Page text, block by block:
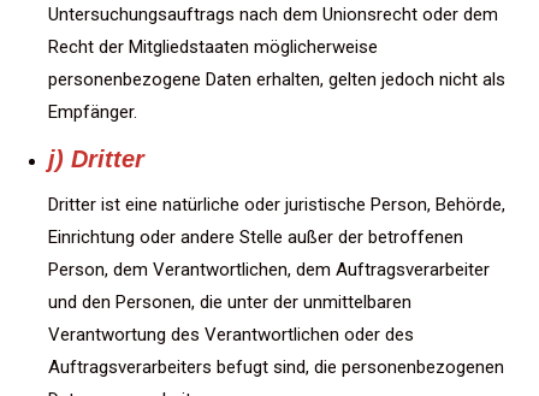
Untersuchungsauftrags nach dem Unionsrecht oder dem
Recht der Mitgliedstaaten möglicherweise
personenbezogene Daten erhalten, gelten jedoch nicht als
Empfänger.
j) Dritter
Dritter ist eine natürliche oder juristische Person, Behörde,
Einrichtung oder andere Stelle außer der betroffenen
Person, dem Verantwortlichen, dem Auftragsverarbeiter
und den Personen, die unter der unmittelbaren
Verantwortung des Verantwortlichen oder des
Auftragsverarbeiters befugt sind, die personenbezogenen